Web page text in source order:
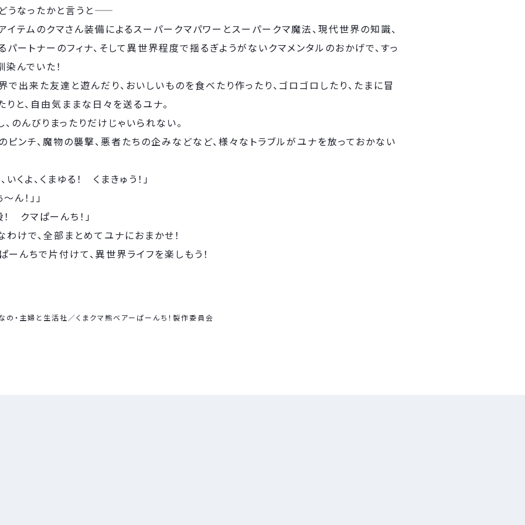
うなったかと言うと――
イテムのクマさん装備によるスーパークマパワーとスーパークマ魔法、現代世界の知識、
パートナーのフィナ、そして異世界程度で揺るぎようがないクマメンタルのおかげで、すっ
染んでいた！
で出来た友達と遊んだり、おいしいものを食べたり作ったり、ゴロゴロしたり、たまに冒
りと、自由気ままな日々を送るユナ。
、のんびりまったりだけじゃいられない。
ピンチ、魔物の襲撃、悪者たちの企みなどなど、様々なトラブルがユナを放っておかない
いくよ、くまゆる！ くまきゅう！」
～ん！」」
！ クマぱーんち！」
わけで、全部まとめてユナにおまかせ！
ーんちで片付けて、異世界ライフを楽しもう！
の・主婦と生活社／くまクマ熊ベアーぱーんち！製作委員会